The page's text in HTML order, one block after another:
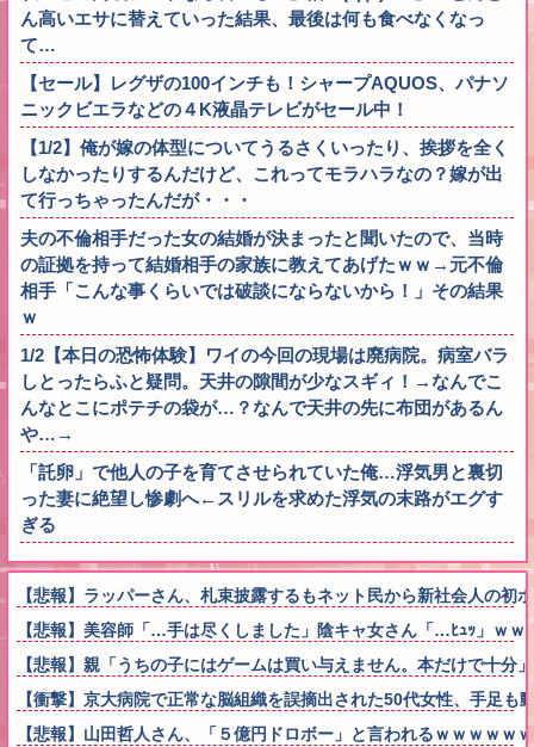
ん高いエサに替えていった結果、最後は何も食べなくなっ
て…
【セール】レグザの100インチも！シャープAQUOS、パナソ
ニックビエラなどの４K液晶テレビがセール中！
【1/2】俺が嫁の体型についてうるさくいったり、挨拶を全く
しなかったりするんだけど、これってモラハラなの？嫁が出
て行っちゃったんだが・・・
夫の不倫相手だった女の結婚が決まったと聞いたので、当時
の証拠を持って結婚相手の家族に教えてあげたｗｗ→元不倫
相手「こんな事くらいでは破談にならないから！」その結果
ｗ
1/2【本日の恐怖体験】ワイの今回の現場は廃病院。病室バラ
しとったらふと疑問。天井の隙間が少なスギィ！→なんでこ
んなとこにポテチの袋が…？なんで天井の先に布団があるん
や…→
「託卵」で他人の子を育てさせられていた俺…浮気男と裏切
った妻に絶望し惨劇へ←スリルを求めた浮気の末路がエグす
ぎる
【悲報】ラッパーさん、札束披露するもネット民から新社会人の初
【悲報】美容師「…手は尽くしました」陰キャ女さん「…ﾋｭｯ」ｗｗ
【悲報】親「うちの子にはゲームは買い与えません。本だけで十分
【衝撃】京大病院で正常な脳組織を誤摘出された50代女性、手足
【悲報】山田哲人さん、「５億円ドロボー」と言われるｗｗｗｗｗ